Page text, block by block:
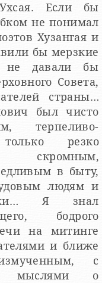
Если бы
не понимал
Хузангая и
бы мерзкие
не давали бы
Совета,
страны…
был чисто
терпеливо-
резко
скромным,
в быту,
людям и
Я знал
бодрого
на митинге
и ближе
с
мыслями о